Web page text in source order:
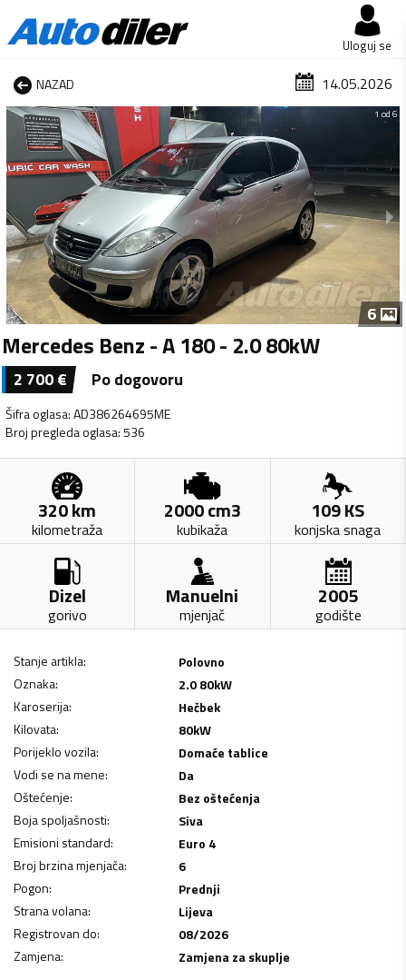
Uloguj se
NAZAD 14.05.2026
1 od 6
6
Mercedes Benz - A 180 - 2.0 80kW
2 700€ Po dogovoru
Šifra oglasa:AD386264695ME
Broj pregleda oglasa:536
320km
kilometraža
2000cm3
kubikaža
109KS
konjska snaga
Dizel
gorivo
Manuelni
mjenjač
2005
godište
Stanje artikla:
Polovno
Oznaka:
2.0 80kW
Karoserija:
Hečbek
Kilovata: 80kW
Porijeklo vozila:
Domaće tablice
Vodi se na mene:
Da
Oštećenje:
Bez oštećenja
Boja spoljašnosti:
Siva
Emisioni standard:
Euro 4
Broj brzina mjenjača:
6
Pogon:
Prednji
Strana volana:
Lijeva
Registrovan do:
08/2026
Zamjena: Zamjena za skuplje